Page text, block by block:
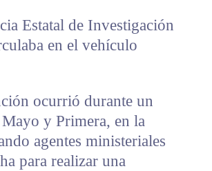
Estatal de Investigación
en el vehículo
ocurrió durante un
y Primera, en la
agentes ministeriales
para realizar una